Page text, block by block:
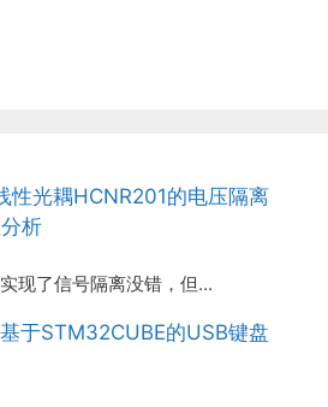
性光耦HCNR201的电压隔离
析
现了信号隔离没错，但…
基于STM32CUBE的USB键盘